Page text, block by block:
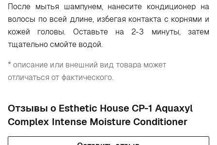
После мытья шампунем, нанесите кондиционер на
волосы по всей длине, избегая контакта с корнями и
кожей головы. Оставьте на 2-3 минуты, затем
тщательно смойте водой.
* описание или внешний вид товара может
отличаться от фактического.
Отзывы о Esthetic House CP-1 Aquaxyl
Complex Intense Moisture Conditioner